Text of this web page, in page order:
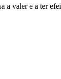
a valer e a ter